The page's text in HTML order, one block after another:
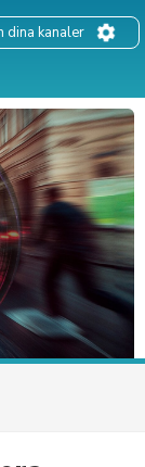
dina kanaler